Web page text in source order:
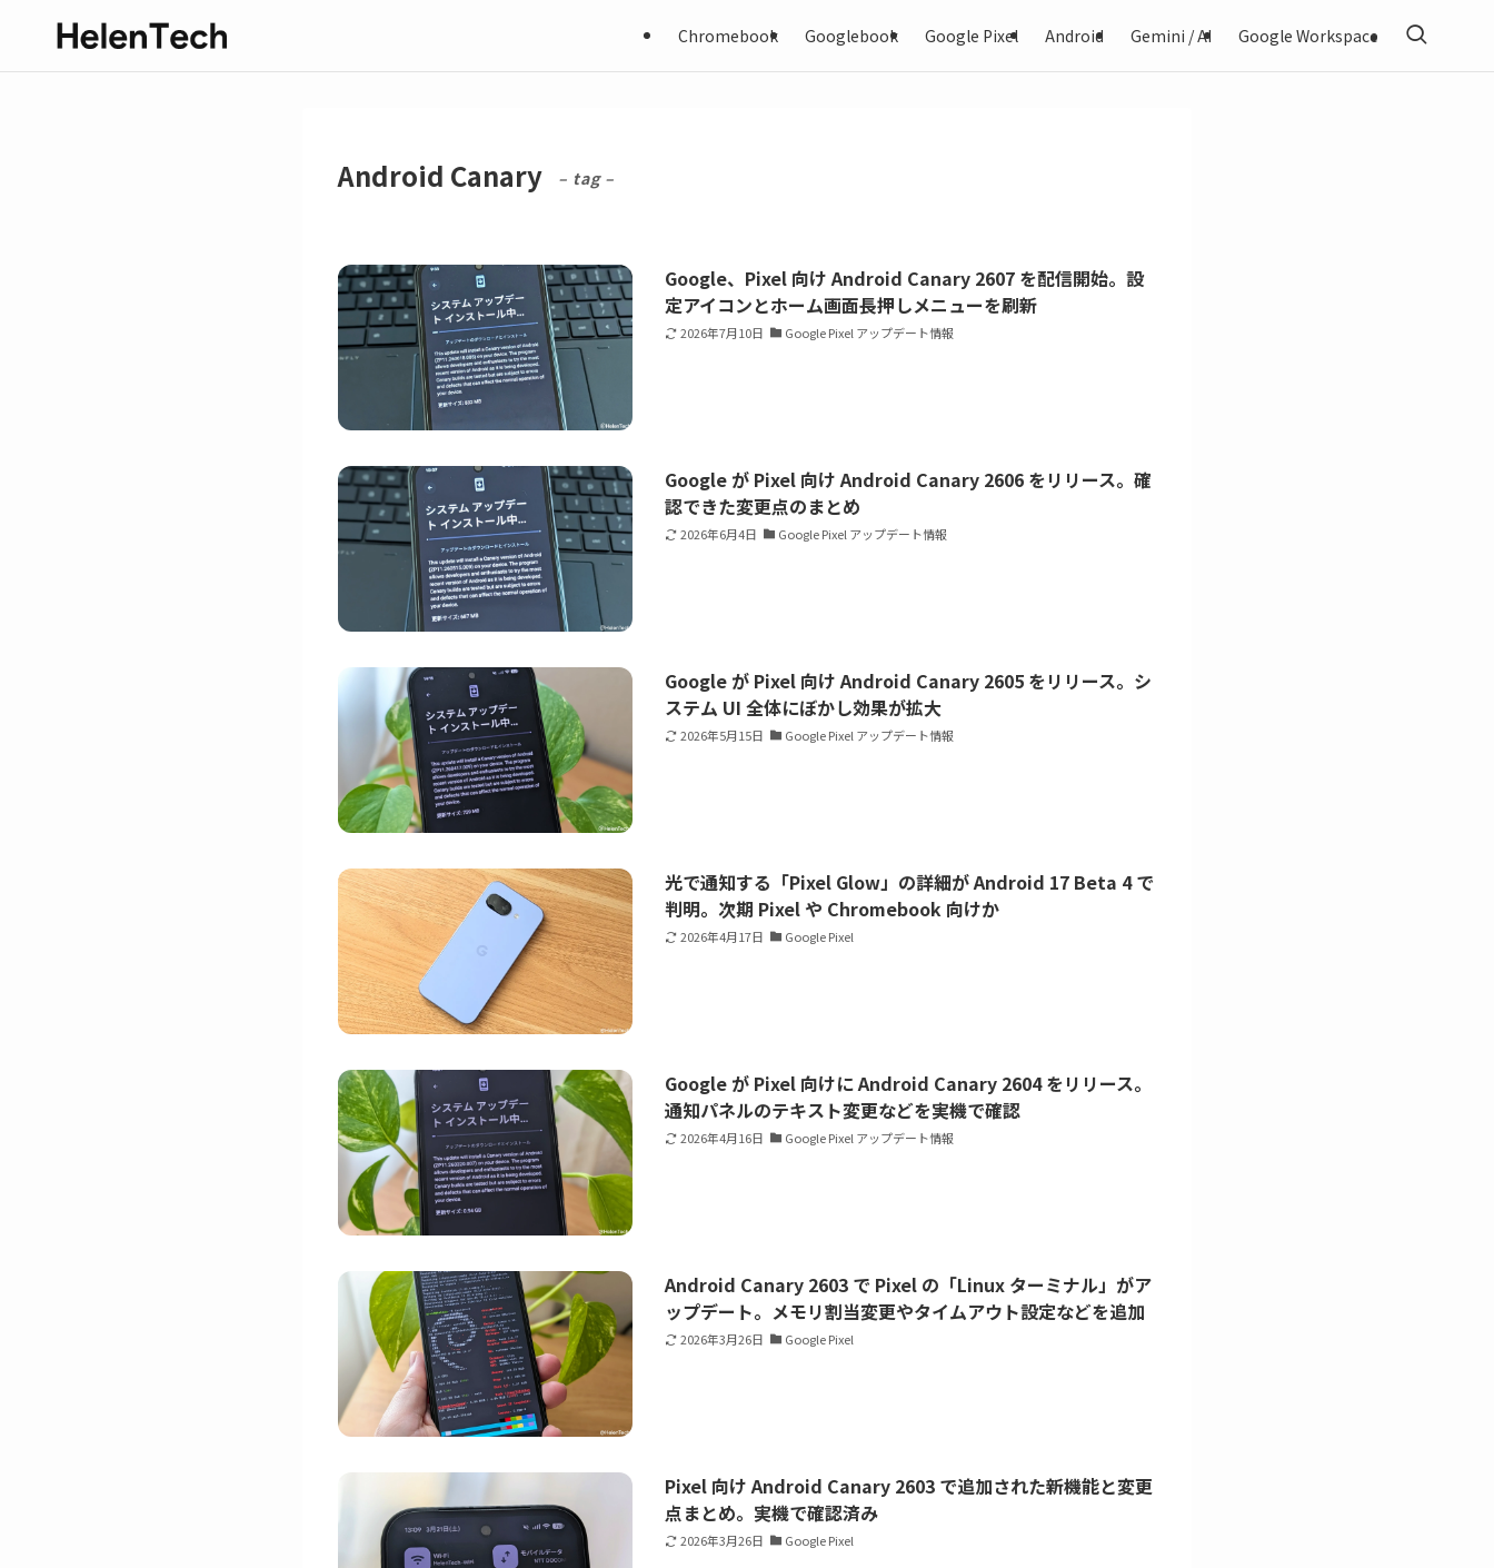
Chromebook Googlebook Google Pixel Android Gemini / AI Google Workspace
Android Canary – tag –
Google、Pixel 向け Android Canary 2607 を配信開始。設
定アイコンとホーム画面長押しメニューを刷新
2026年7月10日 Google Pixel アップデート情報
Google が Pixel 向け Android Canary 2606 をリリース。確
認できた変更点のまとめ
2026年6月4日 Google Pixel アップデート情報
Google が Pixel 向け Android Canary 2605 をリリース。シ
ステム UI 全体にぼかし効果が拡大
2026年5月15日 Google Pixel アップデート情報
光で通知する「Pixel Glow」の詳細が Android 17 Beta 4 で
判明。次期 Pixel や Chromebook 向けか
2026年4月17日 Google Pixel
Google が Pixel 向けに Android Canary 2604 をリリース。
通知パネルのテキスト変更などを実機で確認
2026年4月16日 Google Pixel アップデート情報
Android Canary 2603 で Pixel の「Linux ターミナル」がア
ップデート。メモリ割当変更やタイムアウト設定などを追加
2026年3月26日 Google Pixel
Pixel 向け Android Canary 2603 で追加された新機能と変更
点まとめ。実機で確認済み
2026年3月26日 Google Pixel